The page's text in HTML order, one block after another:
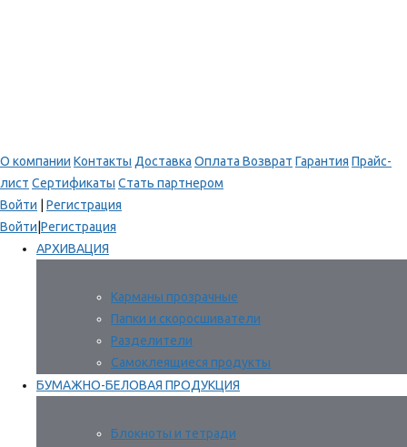
О компании Контакты Доставка Оплата Возврат Гарантия Прайс-
лист Сертификаты Стать партнером
Войти
Регистрация
Войти Регистрация
АРХИВАЦИЯ
Карманы прозрачные
Папки и скоросшиватели
Разделители
Самоклеящиеся продукты
БУМАЖНО-БЕЛОВАЯ ПРОДУКЦИЯ
Блокноты и тетради